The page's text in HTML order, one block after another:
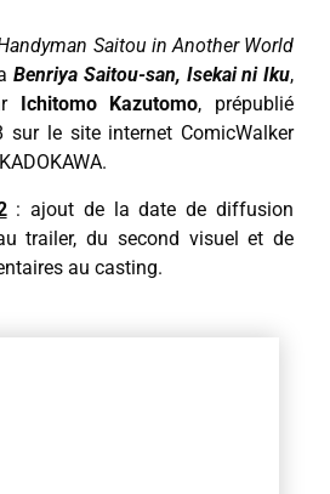
Saitou in Another World
Benriya Saitou-san, Isekai ni Iku,
Ichitomo Kazutomo, prépublié
sur le site internet ComicWalker
: ajout de la date de diffusion
trailer, du second visuel et de
au casting.